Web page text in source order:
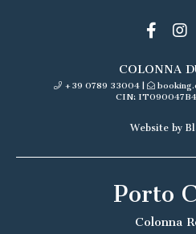
COLONNA
+39 0789 33004|
CIN:
Website by
Porto
Colonna